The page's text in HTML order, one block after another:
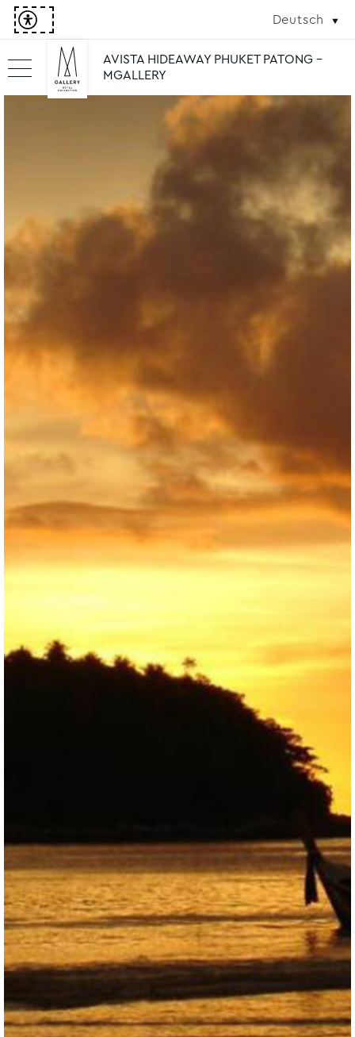
Deutsch
AVISTA HIDEAWAY PHUKET PATONG -
MGALLERY